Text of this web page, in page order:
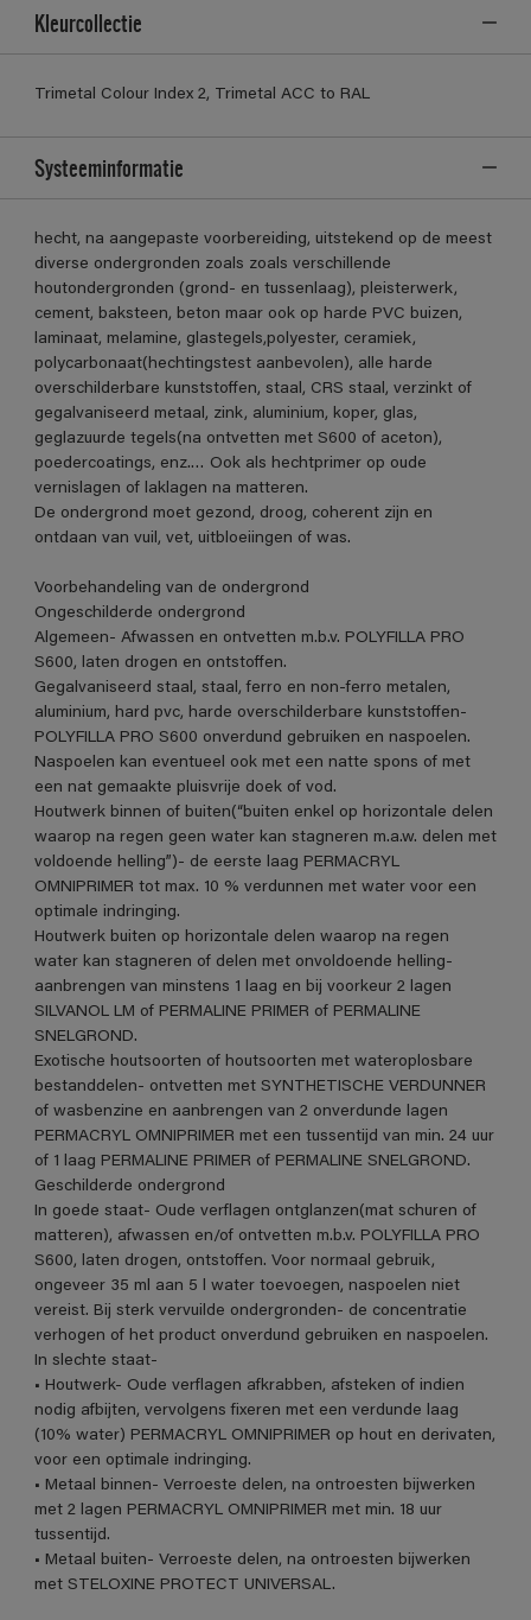
Kleurcollectie
Trimetal Colour Index 2, Trimetal ACC to RAL
Systeeminformatie
hecht, na aangepaste voorbereiding, uitstekend op de meest
diverse ondergronden zoals zoals verschillende
houtondergronden (grond- en tussenlaag), pleisterwerk,
cement, baksteen, beton maar ook op harde PVC buizen,
laminaat, melamine, glastegels,polyester, ceramiek,
polycarbonaat(hechtingstest aanbevolen), alle harde
overschilderbare kunststoffen, staal, CRS staal, verzinkt of
gegalvaniseerd metaal, zink, aluminium, koper, glas,
geglazuurde tegels(na ontvetten met S600 of aceton),
poedercoatings, enz.… Ook als hechtprimer op oude
vernislagen of laklagen na matteren.
De ondergrond moet gezond, droog, coherent zijn en
ontdaan van vuil, vet, uitbloeiingen of was.
Voorbehandeling van de ondergrond
Ongeschilderde ondergrond
Algemeen- Afwassen en ontvetten m.b.v. POLYFILLA PRO
S600, laten drogen en ontstoffen.
Gegalvaniseerd staal, staal, ferro en non-ferro metalen,
aluminium, hard pvc, harde overschilderbare kunststoffen-
POLYFILLA PRO S600 onverdund gebruiken en naspoelen.
Naspoelen kan eventueel ook met een natte spons of met
een nat gemaakte pluisvrije doek of vod.
Houtwerk binnen of buiten(“buiten enkel op horizontale delen
waarop na regen geen water kan stagneren m.a.w. delen met
voldoende helling”)- de eerste laag PERMACRYL
OMNIPRIMER tot max. 10 % verdunnen met water voor een
optimale indringing.
Houtwerk buiten op horizontale delen waarop na regen
water kan stagneren of delen met onvoldoende helling-
aanbrengen van minstens 1 laag en bij voorkeur 2 lagen
SILVANOL LM of PERMALINE PRIMER of PERMALINE
SNELGROND.
Exotische houtsoorten of houtsoorten met wateroplosbare
bestanddelen- ontvetten met SYNTHETISCHE VERDUNNER
of wasbenzine en aanbrengen van 2 onverdunde lagen
PERMACRYL OMNIPRIMER met een tussentijd van min. 24 uur
of 1 laag PERMALINE PRIMER of PERMALINE SNELGROND.
Geschilderde ondergrond
In goede staat- Oude verflagen ontglanzen(mat schuren of
matteren), afwassen en/of ontvetten m.b.v. POLYFILLA PRO
S600, laten drogen, ontstoffen. Voor normaal gebruik,
ongeveer 35 ml aan 5 l water toevoegen, naspoelen niet
vereist. Bij sterk vervuilde ondergronden- de concentratie
verhogen of het product onverdund gebruiken en naspoelen.
In slechte staat-
• Houtwerk- Oude verflagen afkrabben, afsteken of indien
nodig afbijten, vervolgens fixeren met een verdunde laag
(10% water) PERMACRYL OMNIPRIMER op hout en derivaten,
voor een optimale indringing.
• Metaal binnen- Verroeste delen, na ontroesten bijwerken
met 2 lagen PERMACRYL OMNIPRIMER met min. 18 uur
tussentijd.
• Metaal buiten- Verroeste delen, na ontroesten bijwerken
met STELOXINE PROTECT UNIVERSAL.